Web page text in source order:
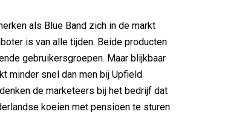
als Blue Band zich in de markt
is van alle tijden. Beide producten
gebruikersgroepen. Maar blijkbaar
minder snel dan men bij Upfield
de marketeers bij het bedrijf dat
koeien met pensioen te sturen.